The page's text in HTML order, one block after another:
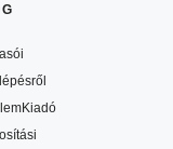
Kiadó